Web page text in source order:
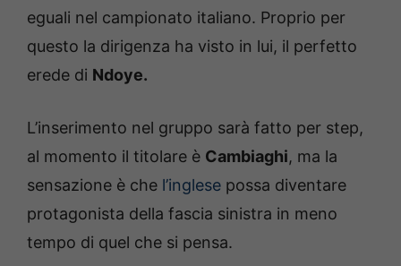
eguali nel campionato italiano. Proprio per
questo la dirigenza ha visto in lui, il perfetto
erede di Ndoye.
L’inserimento nel gruppo sarà fatto per step,
al momento il titolare è Cambiaghi, ma la
sensazione è che l’inglese possa diventare
protagonista della fascia sinistra in meno
tempo di quel che si pensa.